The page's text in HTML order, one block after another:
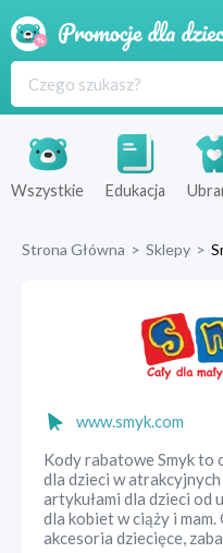
Wszystkie Edukacja
Strona Główna > Sklepy >
www.smyk.com
Kody rabatowe Smyk to
dla dzieci w
artykułami dla dzieci od
dla kobiet w ciąży i
akcesoria dziecięce,